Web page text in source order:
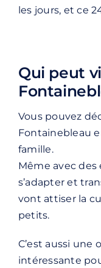
les jours, et ce
Qui peut
Vous pouvez
Fontainebleau
famille.
Même avec des
s’adapter et
vont attiser la
petits.
C’est aussi une
intéressante